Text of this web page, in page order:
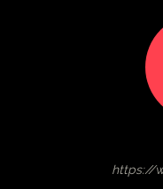
https://